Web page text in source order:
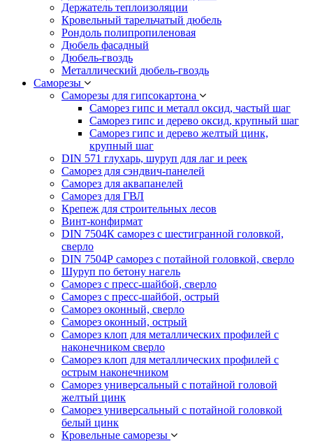
Держатель теплоизоляции
Кровельный тарельчатый дюбель
Рондоль полипропиленовая
Дюбель фасадный
Дюбель-гвоздь
Металлический дюбель-гвоздь
Саморезы
Саморезы для гипсокартона
Саморез гипс и металл оксид, частый шаг
Саморез гипс и дерево оксид, крупный шаг
Саморез гипс и дерево желтый цинк,
крупный шаг
DIN 571 глухарь, шуруп для лаг и реек
Саморез для сэндвич-панелей
Саморез для аквапанелей
Саморез для ГВЛ
Крепеж для строительных лесов
Винт-конфирмат
DIN 7504К саморез с шестигранной головкой,
сверло
DIN 7504Р саморез с потайной головкой, сверло
Шуруп по бетону нагель
Саморез с пресс-шайбой, сверло
Саморез с пресс-шайбой, острый
Саморез оконный, сверло
Саморез оконный, острый
Саморез клоп для металлических профилей с
наконечником сверло
Саморез клоп для металлических профилей с
острым наконечником
Саморез универсальный с потайной головой
желтый цинк
Саморез универсальный с потайной головкой
белый цинк
Кровельные саморезы